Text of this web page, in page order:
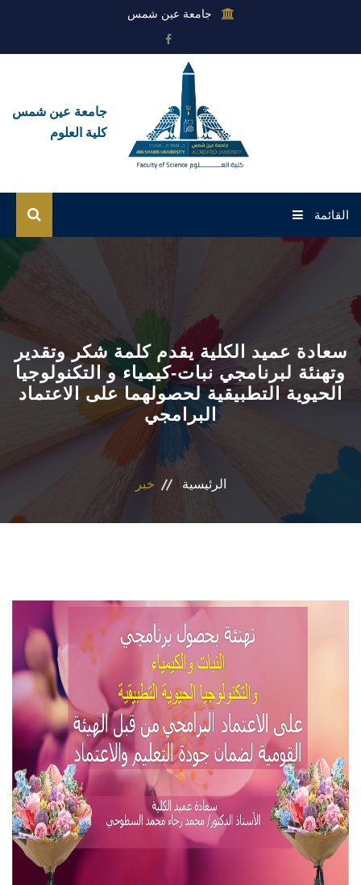
جامعة عين شمس
جامعة عين شمس
كلية العلوم
القائمة
الرئيسية
القطاعات
الاقسام
المراكز والوحدات
سعادة عميد الكلية يقدم كلمة شكر وتقدير
وتهنئة لبرنامجي نبات-كيمياء و التكنولوجيا
الحيوية التطبيقية لحصولهما على الاعتماد
البرامجي
الرئيسية خبر